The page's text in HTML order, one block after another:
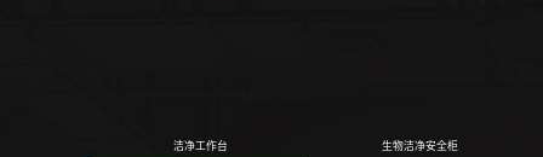
洁净工作台 生物洁净安全柜